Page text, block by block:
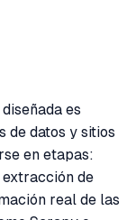
es
de datos y sitios
en etapas:
de
real de las